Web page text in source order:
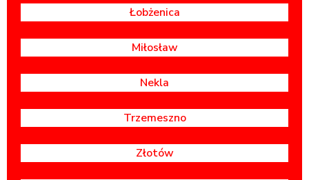
Łobżenica
Miłosław
Nekla
Trzemeszno
Złotów